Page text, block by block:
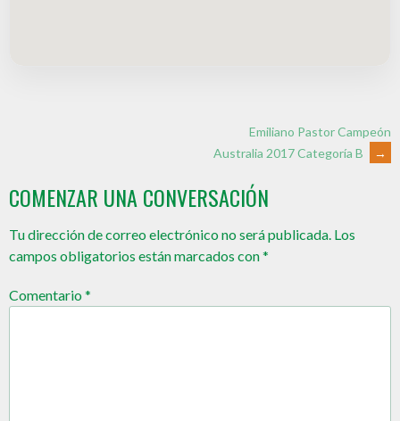
Emiliano Pastor Campeón
Australia 2017 Categoría B
→
COMENZAR UNA CONVERSACIÓN
Tu dirección de correo electrónico no será publicada. Los
campos obligatorios están marcados con*
Comentario*